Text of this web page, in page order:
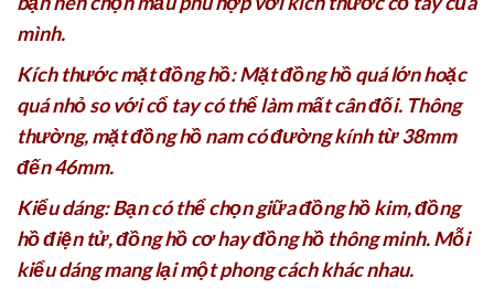
mình.
Kích thước mặt đồng hồ: Mặt đồng hồ quá lớn hoặc
quá nhỏ so với cổ tay có thể làm mất cân đối. Thông
thường, mặt đồng hồ nam có đường kính từ 38mm
đến 46mm.
Kiểu dáng: Bạn có thể chọn giữa đồng hồ kim, đồng
hồ điện tử, đồng hồ cơ hay đồng hồ thông minh. Mỗi
kiểu dáng mang lại một phong cách khác nhau.